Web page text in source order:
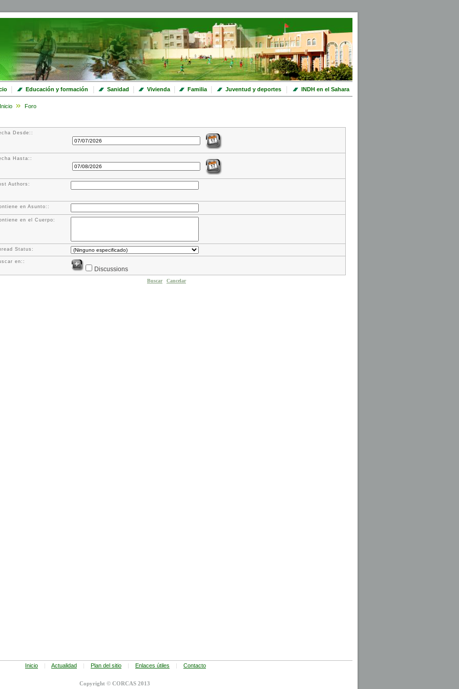
| Educación y formación | Sanidad | Vivienda | Familia | Juventud y deportes | INDH en el Sahara
Inicio Foro
Desde::
Hasta::
Authors:
en Asunto::
en el Cuerpo:
Status:
en::
Discussions
Buscar Cancelar
Inicio | Actualidad | Plan del sitio | Enlaces útiles | Contacto
Copyright © CORCAS 2013